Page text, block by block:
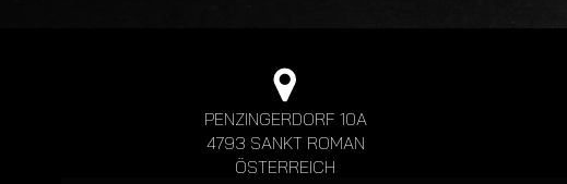
PENZINGERDORF 10A
4793 SANKT ROMAN
ÖSTERREICH